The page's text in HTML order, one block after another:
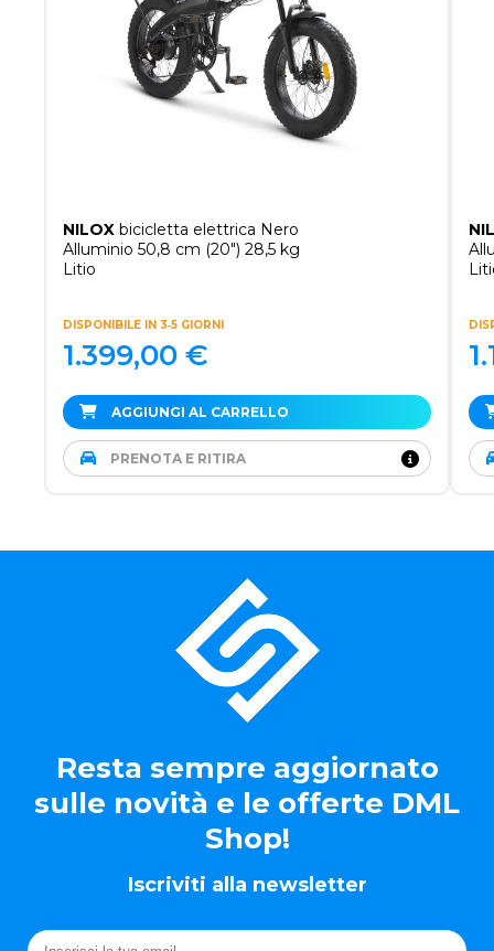
NILOX bicicletta elettrica Nero
Alluminio 50,8 cm (20") 28,5 kg
Litio
DISPONIBILE IN 3‑5 GIORNI
1.399,00 €
AGGIUNGI AL CARRELLO
PRENOTA E RITIRA
Resta sempre aggiornato
sulle novità e le offerte DML
Shop!
Iscriviti alla newsletter